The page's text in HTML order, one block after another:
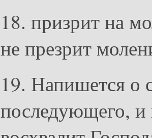
18. призрит на
не презрит
19. Напишется о
последующего, и